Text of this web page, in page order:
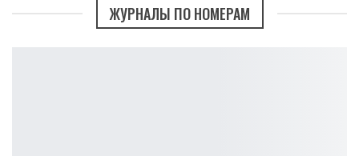
ЖУРНАЛЫ ПО НОМЕРАМ